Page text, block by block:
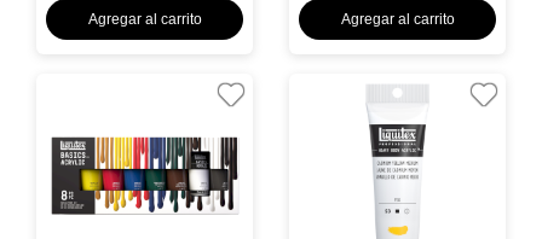
Agregar al carrito Agregar al carrito